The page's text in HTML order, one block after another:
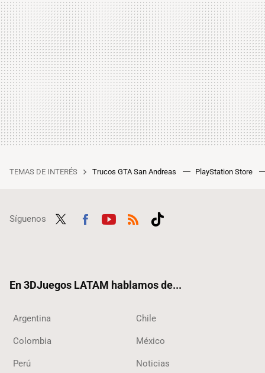
TEMAS DE INTERÉS Trucos GTA San Andreas PlayStation Store
Síguenos
En 3DJuegos LATAM hablamos de...
Argentina Chile
Colombia México
Perú Noticias